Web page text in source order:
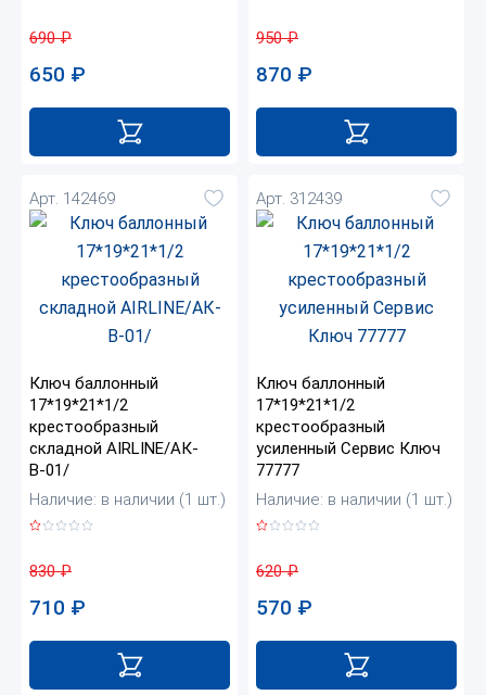
690₽
650 ₽
950₽
870 ₽
Арт. 142469
Ключ баллонный
17*19*21*1/2
крестообразный
складной AIRLINE/АК-
В-01/
Наличие: в наличии (1 шт.)
830₽
710 ₽
Арт. 312439
Ключ баллонный
17*19*21*1/2
крестообразный
усиленный Сервис Ключ
77777
Наличие: в наличии (1 шт.)
620₽
570 ₽